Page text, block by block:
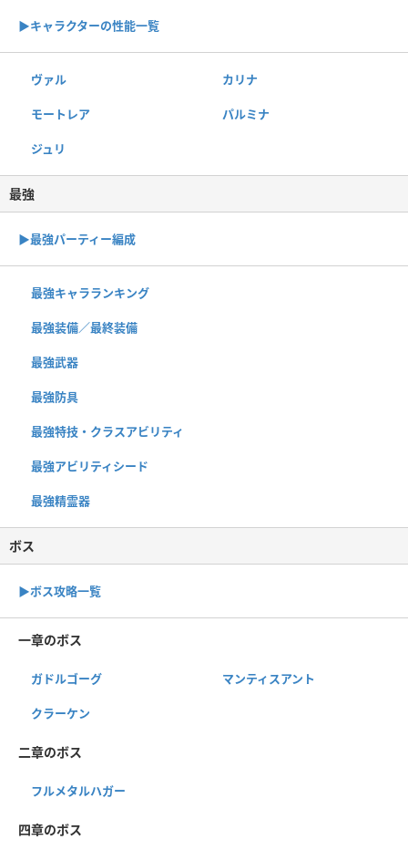
▶︎キャラクターの性能一覧
ヴァル カリナ
モートレア パルミナ
ジュリ
最強
▶︎最強パーティー編成
最強キャラランキング
最強装備／最終装備
最強武器
最強防具
最強特技・クラスアビリティ
最強アビリティシード
最強精霊器
ボス
▶︎ボス攻略一覧
一章のボス
ガドルゴーグ マンティスアント
クラーケン
二章のボス
フルメタルハガー
四章のボス